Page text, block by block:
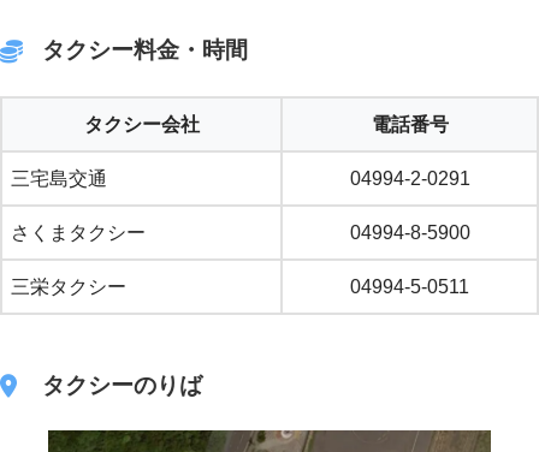
タクシー料金・時間
タクシー会社 電話番号
三宅島交通 04994-2-0291
さくまタクシー 04994-8-5900
三栄タクシー 04994-5-0511
タクシーのりば